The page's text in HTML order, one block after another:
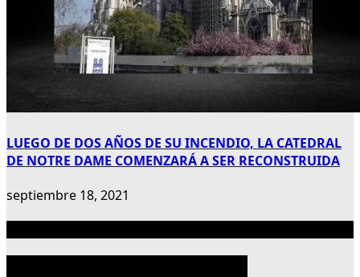
LUEGO DE DOS AÑOS DE SU INCENDIO, LA CATEDRAL
DE NOTRE DAME COMENZARÁ A SER RECONSTRUIDA
septiembre 18, 2021